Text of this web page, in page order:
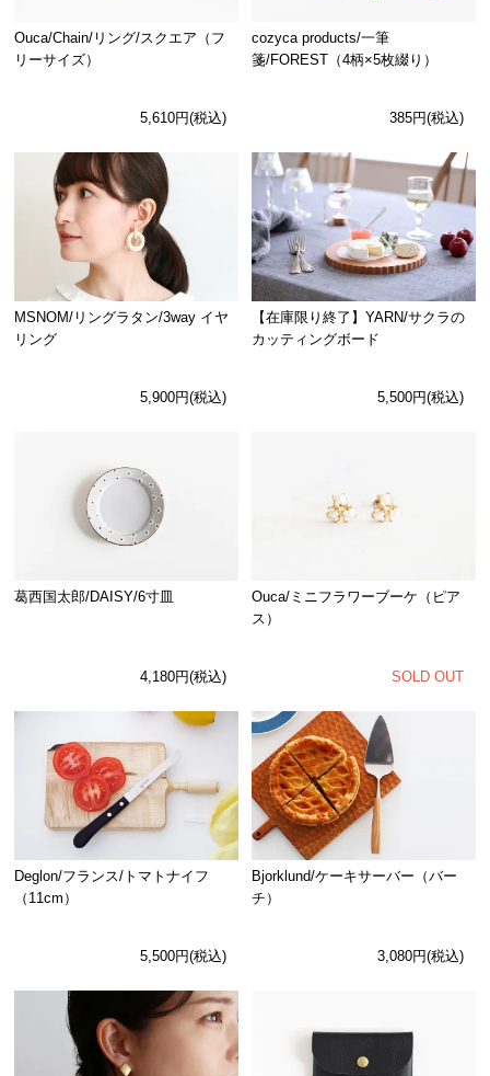
Ouca/Chain/リング/スクエア（フ
リーサイズ）
5,610円(税込)
cozyca products/一筆
箋/FOREST（4柄×5枚綴り）
385円(税込)
MSNOM/リングラタン/3way イヤ
リング
5,900円(税込)
【在庫限り終了】YARN/サクラの
カッティングボード
5,500円(税込)
葛西国太郎/DAISY/6寸皿
4,180円(税込)
Ouca/ミニフラワーブーケ（ピア
ス）
SOLD OUT
Deglon/フランス/トマトナイフ
（11cm）
5,500円(税込)
Bjorklund/ケーキサーバー（バー
チ）
3,080円(税込)